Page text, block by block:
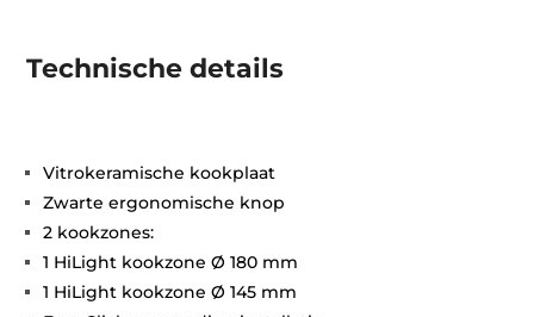
Technische details
Vitrokeramische kookplaat
Zwarte ergonomische knop
2 kookzones:
1 HiLight kookzone Ø 180 mm
1 HiLight kookzone Ø 145 mm